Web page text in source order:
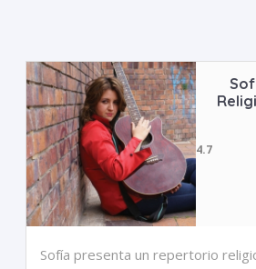
4.7
Sofía presenta un repertorio